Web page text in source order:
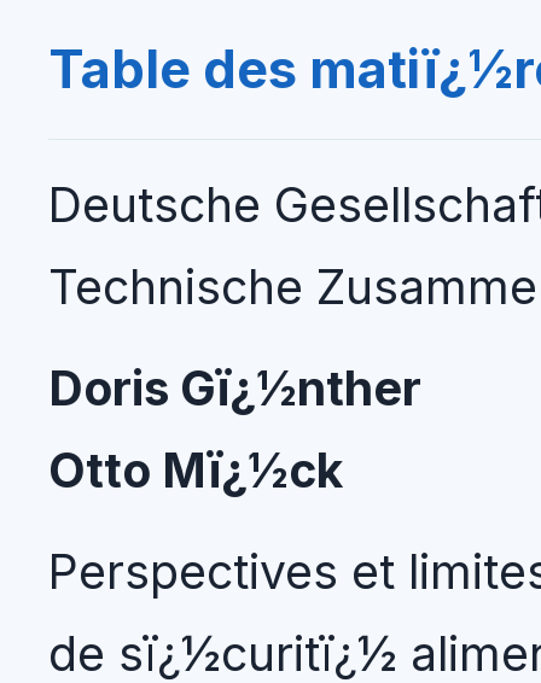
Table des
Deutsche
Technische
Doris Gï¿½nther
Otto Mï¿½ck
Perspectives et
de sï¿½curitï¿½